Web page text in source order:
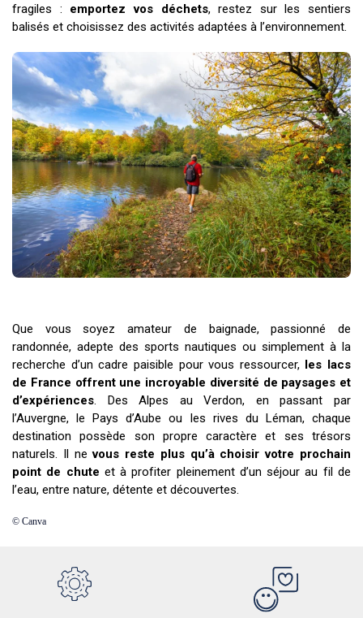
fragiles : emportez vos déchets, restez sur les sentiers
balisés et choisissez des activités adaptées à l’environnement.
Que vous soyez amateur de baignade, passionné de
randonnée, adepte des sports nautiques ou simplement à la
recherche d’un cadre paisible pour vous ressourcer,les lacs
de France offrent une incroyable diversité de paysages et
d’expériences. Des Alpes au Verdon, en passant par
l’Auvergne, le Pays d’Aube ou les rives du Léman, chaque
destination possède son propre caractère et ses trésors
naturels. Il nevous reste plus qu’à choisir votre prochain
point de chute et à profiter pleinement d’un séjour au fil de
l’eau, entre nature, détente et découvertes.
© Canva